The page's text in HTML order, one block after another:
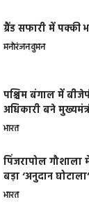
ग्रैंड सफारी में
मनोरंजनवुमन
पश्चिम बंगाल में
अधिकारी बने
भारत
​पिंजरापोल गौशाला
बड़ा ‘अनुदान
भारत